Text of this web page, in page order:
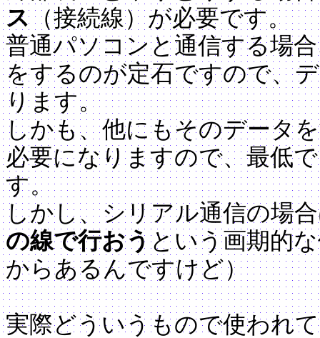
ス （接続線）が必要です。
普通パソコンと通信する場
をするのが定石ですので、
ります。
しかも、他にもそのデータ
必要になりますので、最低
す。
しかし、シリアル通信の場
の線で行おう という画期的
からあるんですけど）
実際どういうもので使われ